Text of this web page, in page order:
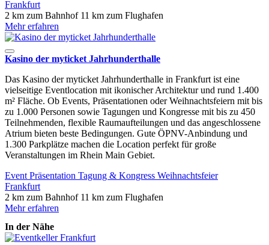
Frankfurt
2 km zum Bahnhof 11 km zum Flughafen
Mehr erfahren
Kasino der myticket Jahrhunderthalle
Das Kasino der myticket Jahrhunderthalle in Frankfurt ist eine
vielseitige Eventlocation mit ikonischer Architektur und rund 1.400
m² Fläche. Ob Events, Präsentationen oder Weihnachtsfeiern mit bis
zu 1.000 Personen sowie Tagungen und Kongresse mit bis zu 450
Teilnehmenden, flexible Raumaufteilungen und das angeschlossene
Atrium bieten beste Bedingungen. Gute ÖPNV-Anbindung und
1.300 Parkplätze machen die Location perfekt für große
Veranstaltungen im Rhein Main Gebiet.
Event Präsentation Tagung & Kongress Weihnachtsfeier
Frankfurt
2 km zum Bahnhof 11 km zum Flughafen
Mehr erfahren
In der Nähe